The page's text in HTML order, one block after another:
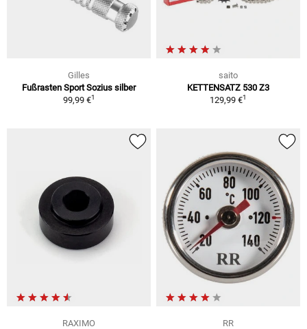
Gilles
Fußrasten Sport Sozius silber
99,99 €1
saito
KETTENSATZ 530 Z3
129,99 €1
RAXIMO
RR